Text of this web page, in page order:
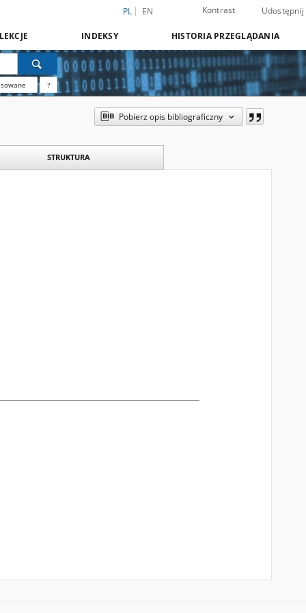
PL EN Kontrast Udostępnij
INDEKSY HISTORIA PRZEGLĄDANIA
?
Pobierz opis bibliograficzny
STRUKTURA